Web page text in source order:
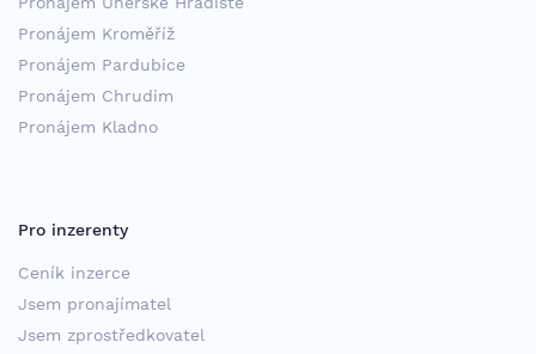
Pronájem Kroměříž
Pronájem Pardubice
Pronájem Chrudim
Pronájem Kladno
Pro inzerenty
Ceník inzerce
Jsem pronajímatel
Jsem zprostředkovatel